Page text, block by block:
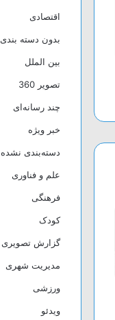
اقتصادی
بدون دسته بندی
بین الملل
تصویر 360
چند رسانه‌ای
خبر ویژه
دسته‌بندی نشده
علم و فناوری
فرهنگی
کودک
گزارش تصویری
مدیریت شهری
ورزشی
ویدئو